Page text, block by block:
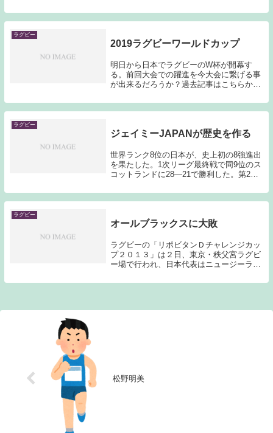
2位のアイルランドから大金星を挙げた。
後半18分に福岡堅樹（パナソニック）が逆
ラグビー
2019ラグビーワールドカップ
明日から日本でラグビーのW杯が開幕す
る。前回大会での躍進を今大会に繋げる事
が出来るだろうか？過去記事はこちらから
回大会でエディ・ジョーンズHCが日本代
表を鍛え上げ、日本でもやれるというとこ
ラグビー
ジェイミーJAPANが歴史を作る
世界ランク8位の日本が、史上初の8強進出
を果たした。1次リーグ最終戦で同9位のス
コットランドに28―21で勝利した。第2戦
ったフィフティーンの戦いは、新次元に突
入した。（スポーツ報知引用）台風19号の
ラグビー
オールブラックスに大敗
ラグビーの「リポビタンＤチャレンジカッ
プ２０１３」は２日、東京・秩父宮ラグビ
ー場で行われ、日本代表はニュージーラン
奪われるなど６－５４で完敗した。両国の
松野明美